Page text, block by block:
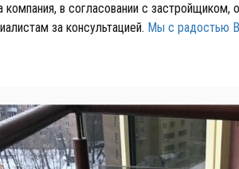
компания, в согласовании с
за консультацией. Мы с радостью